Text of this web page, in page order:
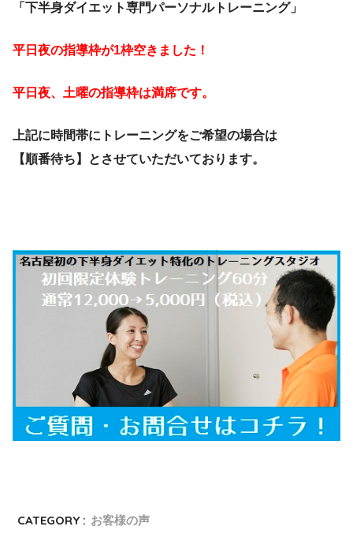
「下半身ダイエット専門パーソナルトレーニング」
平日夜の指導枠が1枠空きました！
平日夜、土曜の指導枠は満席です。
上記に時間帯にトレーニングをご希望の場合は
【順番待ち】
とさせていただいております。
CATEGORY : お客様の声